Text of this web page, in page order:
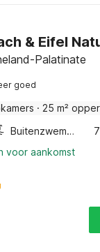
& Eifel
Palatinate
goed
· 25 m²
Buitenzwembad
voor aankomst